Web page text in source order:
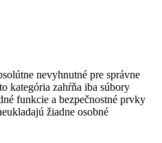
nevyhnutné pre správne
kategória zahŕňa iba súbory
funkcie a bezpečnostné prvky
žiadne osobné